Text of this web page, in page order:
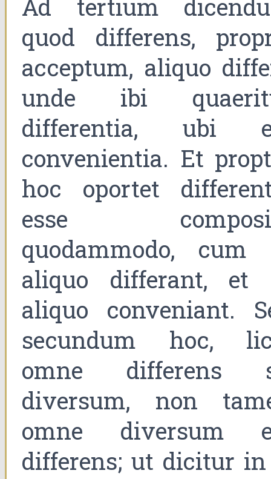
Ad tertium
quod differens,
acceptum, aliquo
unde ibi
differentia, ubi
convenientia. Et
hoc oportet
esse
quodammodo, cum
aliquo differant, et
aliquo conveniant.
secundum hoc,
omne differens
diversum, non
omne diversum
differens; ut dicitur